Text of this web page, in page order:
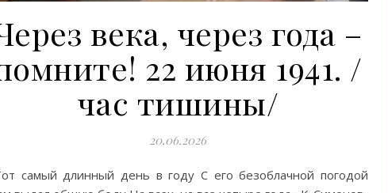
века, через года –
22 июня 1941. /
час тишины/
20.06.2026
самый длинный день в году С его безоблачной погодой